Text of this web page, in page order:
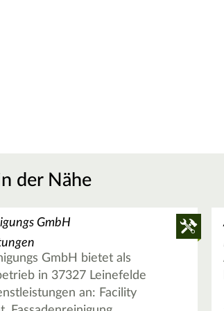
der Nähe
GmbH
GmbH bietet als
in 37327 Leinefelde
an: Facility